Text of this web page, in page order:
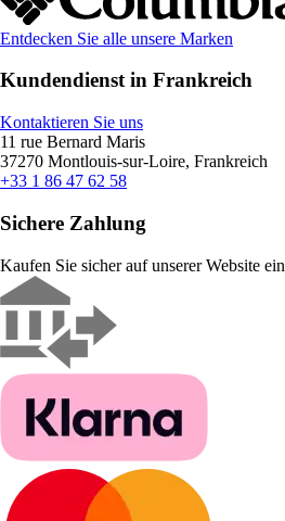
Entdecken Sie alle unsere Marken
Kundendienst in Frankreich
Kontaktieren Sie uns
11 rue Bernard Maris
37270 Montlouis-sur-Loire, Frankreich
+33 1 86 47 62 58
Sichere Zahlung
Kaufen Sie sicher auf unserer Website ein